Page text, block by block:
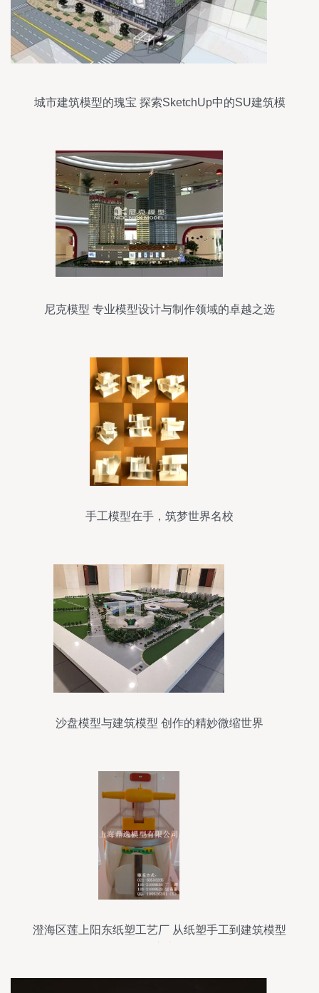
城市建筑模型的瑰宝 探索SketchUp中的SU建筑模
尼克模型 专业模型设计与制作领域的卓越之选
手工模型在手，筑梦世界名校
沙盘模型与建筑模型 创作的精妙微缩世界
澄海区莲上阳东纸塑工艺厂 从纸塑手工到建筑模型